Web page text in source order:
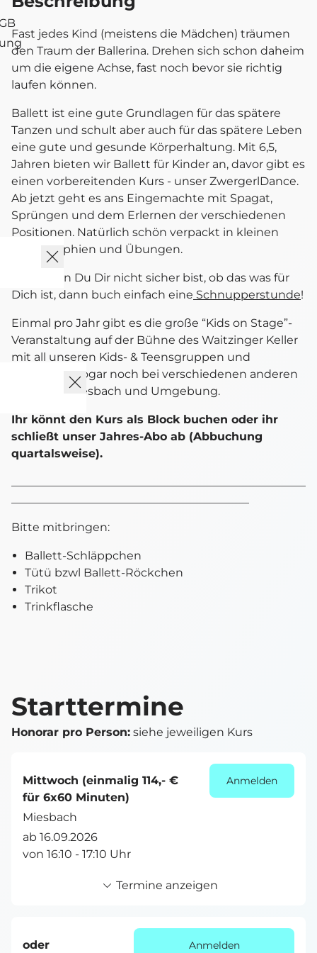
Fast jedes Kind (meistens die Mädchen) träumen
den Traum der Ballerina. Drehen sich schon daheim
um die eigene Achse, fast noch bevor sie richtig
laufen können.
Ballett ist eine gute Grundlagen für das spätere
Tanzen und schult aber auch für das spätere Leben
eine gute und gesunde Körperhaltung. Mit 6,5,
Jahren bieten wir Ballett für Kinder an, davor gibt es
einen vorbereitenden Kurs - unser ZwergerlDance.
Ab jetzt geht es ans Eingemachte mit Spagat,
Sprüngen und dem Erlernen der verschiedenen
Positionen. Natürlich schön verpackt in kleinen
Choregraphien und Übungen.
Und wenn Du Dir nicht sicher bist, ob das was für
Dich ist, dann buch einfach eine Schnupperstunde!
Einmal pro Jahr gibt es die große “Kids on Stage”-
Veranstaltung auf der Bühne des Waitzinger Keller
mit all unseren Kids- & Teensgruppen und
manchmal sogar noch bei verschiedenen anderen
Events in Miesbach und Umgebung.
Ihr könnt den Kurs als Block buchen oder ihr
schließt unser Jahres-Abo ab (Abbuchung
quartalsweise).
Bitte mitbringen:
Ballett-Schläppchen
Tütü bzwl Ballett-Röckchen
Trikot
Trinkflasche
Starttermine
Honorar pro Person: siehe jeweiligen Kurs
Mittwoch (einmalig 114,- €
für 6x60 Minuten)
ab 16.09.2026
von 16:10 - 17:10 Uhr
Termine anzeigen
Miesbach
Anmelden
oder Anmelden